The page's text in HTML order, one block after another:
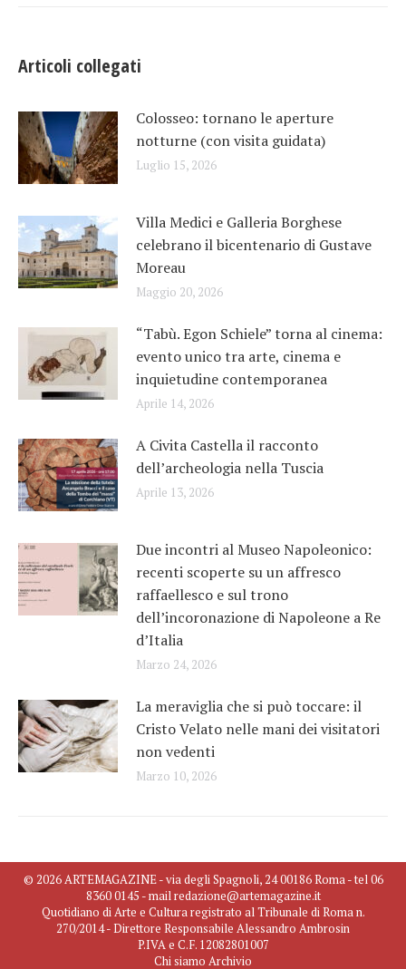
Articoli collegati
Colosseo: tornano le aperture
notturne (con visita guidata)
Luglio 15, 2026
Villa Medici e Galleria Borghese
celebrano il bicentenario di Gustave
Moreau
Maggio 20, 2026
“Tabù. Egon Schiele” torna al cinema:
evento unico tra arte, cinema e
inquietudine contemporanea
Aprile 14, 2026
A Civita Castella il racconto
dell’archeologia nella Tuscia
Aprile 13, 2026
Due incontri al Museo Napoleonico:
recenti scoperte su un affresco
raffaellesco e sul trono
dell’incoronazione di Napoleone a Re
d’Italia
Marzo 24, 2026
La meraviglia che si può toccare: il
Cristo Velato nelle mani dei visitatori
non vedenti
Marzo 10, 2026
© 2026 ARTEMAGAZINE - via degli Spagnoli, 24 00186 Roma - tel 06
8360 0145 - mail redazione@artemagazine.it
Quotidiano di Arte e Cultura registrato al Tribunale di Roma n.
270/2014 - Direttore Responsabile Alessandro Ambrosin
P.IVA e C.F. 12082801007
Chi siamo Archivio